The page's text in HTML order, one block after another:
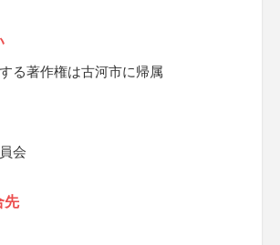
る著作権は古河市に帰属
会
先